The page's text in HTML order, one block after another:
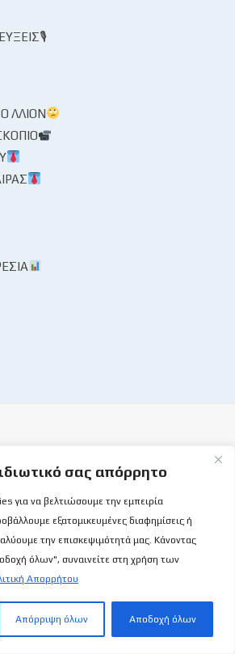
σας απόρρητο
για να βελτιώσουμε την εμπειρία
εξατομικευμένες διαφημίσεις ή
την επισκεψιμότητά μας. Κάνοντας
όλων", συναινείτε στη χρήση των
Απορρήτου
Απόρριψη όλων Αποδοχή όλων
ΛΛΊΟΝ
στις επάλξεις!
σήμερα μπροστά στις οθόνες
σε αυτήν την ιστοσελίδα, δεν